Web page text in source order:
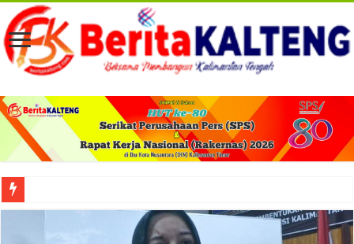
Viral! Selama Dua Bulan Lebih Siltap Serta Tunjangan Pemdes dan BPD di